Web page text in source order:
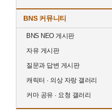
BNS 커뮤니티
BNS NEO 게시판
자유 게시판
질문과 답변 게시판
캐릭터 · 의상 자랑 갤러리
커마 공유 · 요청 갤러리